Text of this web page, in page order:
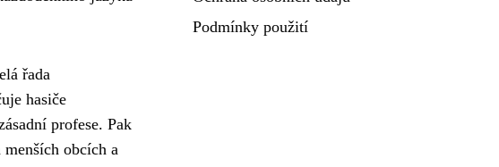
řada
hasiče
profese. Pak
obcích a
Podmínky použití